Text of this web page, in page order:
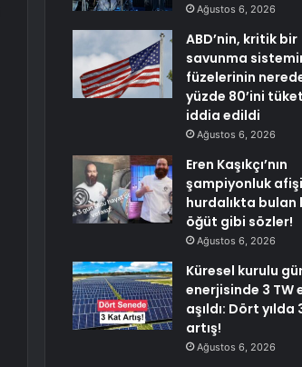
Ağustos 6, 2026
ABD’nin, kritik bir
savunma
füzelerinin
yüzde 80’ini
iddia edildi
Ağustos 6, 2026
Eren Kaşıkçı’nın
şampiyonluk
hurdalıkta bulan
öğüt gibi sözler!
Ağustos 6, 2026
Küresel kurulu
enerjisinde 3 TW
aşıldı: Dört yılda
artış!
Ağustos 6, 2026